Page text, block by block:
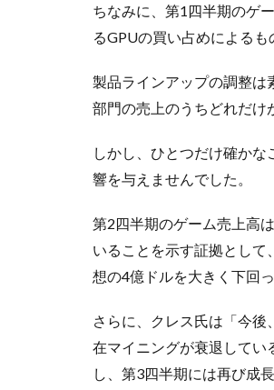
ちなみに、第1四半期のゲ
るGPUの買い占めによるも
製品ラインアップの調整は
部門の売上のうちどれだけ
しかし、ひとつだけ確か
響を与えませんでした。
第2四半期のゲーム売上高
いることを示す証拠とし
想の4億ドルを大きく下回
さらに、クレス氏は「今
在マイニングが衰退してい
し、第3四半期には再び成